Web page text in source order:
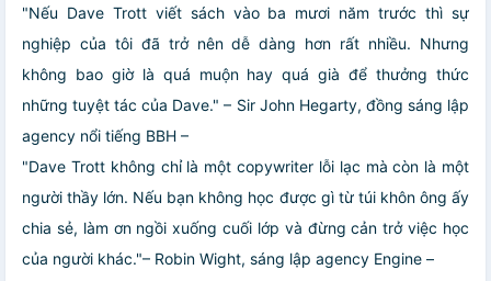
"Nếu Dave Trott viết sách vào ba mươi năm trước thì sự
nghiệp của tôi đã trở nên dễ dàng hơn rất nhiều. Nhưng
không bao giờ là quá muộn hay quá già để thưởng thức
những tuyệt tác của Dave."– Sir John Hegarty, đồng sáng lập
agency nổi tiếng BBH –
"Dave Trott không chỉ là một copywriter lỗi lạc mà còn là một
người thầy lớn. Nếu bạn không học được gì từ túi khôn ông ấy
chia sẻ, làm ơn ngồi xuống cuối lớp và đừng cản trở việc học
của người khác."– Robin Wight, sáng lập agency Engine –